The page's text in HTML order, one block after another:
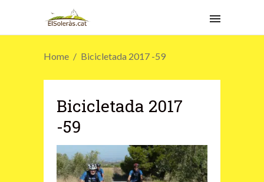
Home Bicicletada 2017 -59
Bicicletada 2017
-59